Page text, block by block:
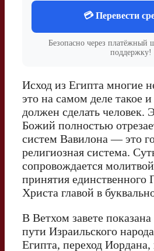
💳 Перевести
Безопасно через платёжный
поддержку!
Исход из Египта многие
это на самом деле такое
должен сделать человек.
Божий полностью
систем Вавилона — это
религиозная система.
сопровождается
принятия единственного
Христа главой в
В Ветхом завете
пути Израильского
Египта, переход